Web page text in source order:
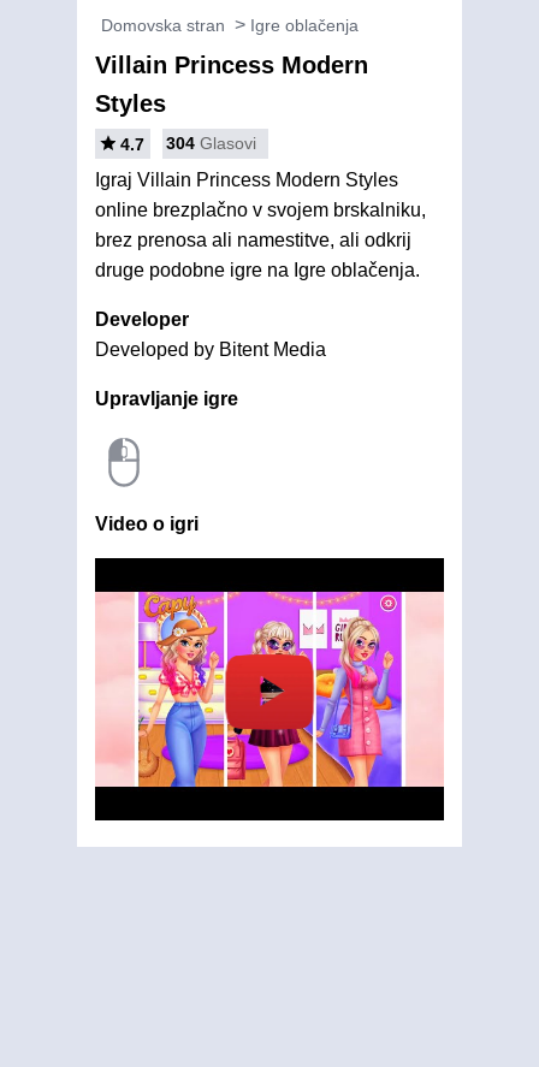
Domovska stran Igre oblačenja
Villain Princess Modern
Styles
4.7 304 Glasovi
Igraj Villain Princess Modern Styles
online brezplačno v svojem brskalniku,
brez prenosa ali namestitve, ali odkrij
druge podobne igre na Igre oblačenja.
Developer
Developed by Bitent Media
Upravljanje igre
Video o igri